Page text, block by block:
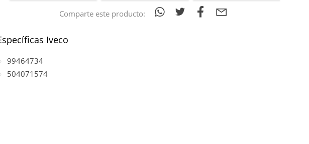
Comparte este producto:
Iveco
99464734
504071574